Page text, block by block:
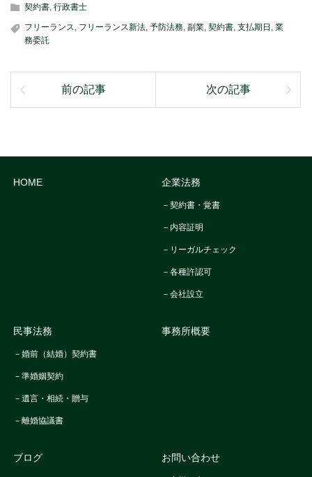
契約書, 行政書士
フリーランス, フリーランス新法, 予防法務, 副業, 契約書, 支払期日 , 業
務委託
前の記事 次の記事
HOME 企業法務
－契約書・覚書
－内容証明
－リーガルチェック
－各種許認可
－会社設立
民事法務
－婚前（結婚）契約書
－準婚姻契約
－遺言・相続・贈与
－離婚協議書
事務所概要
ブログ お問い合わせ